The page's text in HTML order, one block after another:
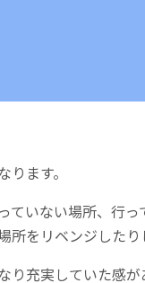
ます。
ていない場所、行っ
所をリベンジしたり
り充実していた感が